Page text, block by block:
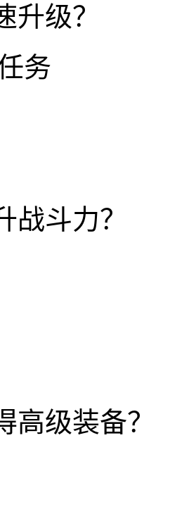
升级？
务
战斗力？
高级装备？